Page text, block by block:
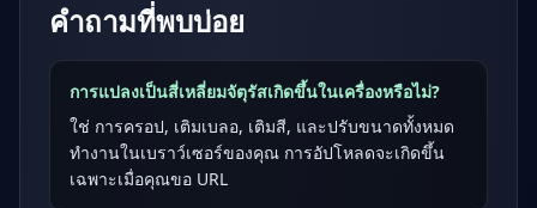
คำถามที่พบบ่อย
การแปลงเป็นสี่เหลี่ยมจัตุรัสเกิดขึ้นในเครื่องหรือไม่?
ใช่ การครอป, เติมเบลอ, เติมสี, และปรับขนาดทั้งหมด
ทำงานในเบราว์เซอร์ของคุณ การอัปโหลดจะเกิดขึ้น
เฉพาะเมื่อคุณขอ URL